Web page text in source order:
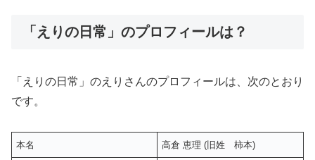
「えりの日常」のプロフィールは？
「えりの日常」のえりさんのプロフィールは、次のとおり
です。
本名 高倉 恵理 (旧姓 柿本)